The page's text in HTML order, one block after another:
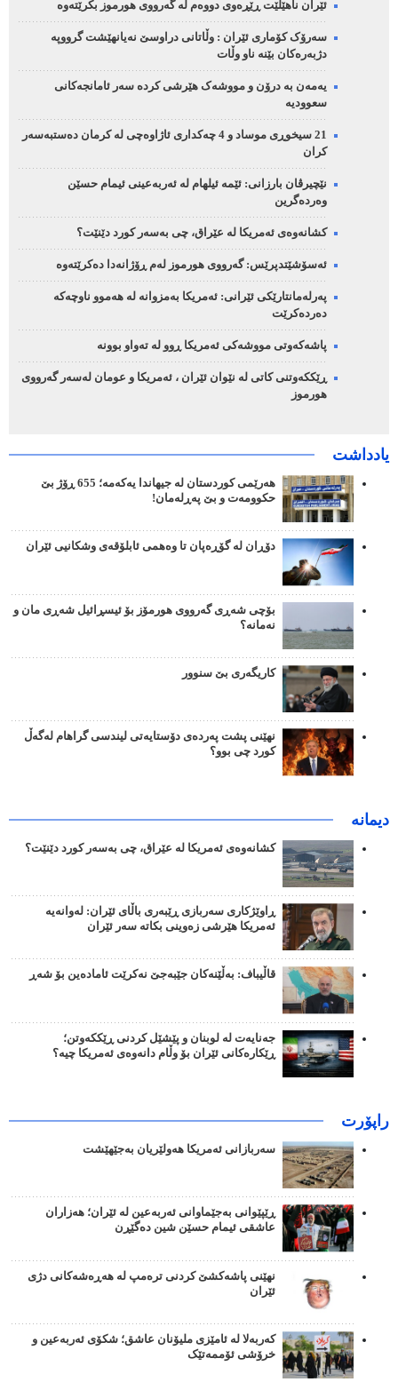
ئێران ناهێڵێت ڕێڕەوی دووەم لە گەرووی هورموز بکرێتەوە
سەرۆک کۆماری ئێران : وڵاتانی دراوسێ نەیانهێشت گرووپە
دژبەرەکان بێنە ناو وڵات
یەمەن بە درۆن و مووشەک هێرشی کردە سەر ئامانجەکانی
سعوودیە
21 سیخوڕی موساد و 4 چەکداری ئاژاوەچی لە کرمان دەستبەسەر
کران
نێچیرڤان بارزانی: ئێمە ئیلهام لە ئەربەعینی ئیمام حسێن
وەردەگرین
کشانەوەی ئەمریکا لە عێراق، چی بەسەر کورد دێنێت؟
ئەسۆشێتدپرێس: گەرووی هورموز لەم ڕۆژانەدا دەکرێتەوە
پەرلەمانتارێکی ئێرانی: ئەمریکا بەمزوانە لە هەموو ناوچەکە
دەردەکرێت
پاشەکەوتی مووشەکی ئەمریکا ڕوو لە تەواو بوونە
ڕێککەوتنی کاتی لە نێوان ئێران ، ئەمریکا و عومان لەسەر گەرووی
هورموز
یادداشت
هەرێمی کوردستان لە جیهاندا یەکەمە؛ 655 ڕۆژ بێ
حکوومەت و بێ پەڕلەمان!
دۆڕان لە گۆڕەپان تا وەهمی ئابلۆقەی وشکانیی ئێران
بۆچی شەڕی گەرووی هورمۆز بۆ ئیسڕائیل شەڕی مان و
نەمانە؟
کاریگەری بێ سنوور
نهێنی پشت پەردەی دۆستایەتی لیندسی گراهام لەگەڵ
کورد چی بوو؟
دیمانە
کشانەوەی ئەمریکا لە عێراق، چی بەسەر کورد دێنێت؟
ڕاوێژکاری سەربازی ڕێبەری باڵای ئێران: لەوانەیە
ئەمریکا هێرشی زەوینی بکاتە سەر ئێران
قاڵیباف: بەڵێنەکان جێبەجێ نەکرێت ئامادەین بۆ شەڕ
جەنایەت لە لوبنان و پێشێل کردنی ڕێککەوتن؛
ڕێکارەکانی ئێران بۆ وڵام دانەوەی ئەمریکا چیە؟
راپۆرت
سەربازانی ئەمریکا هەولێریان بەجێهێشت
ڕێپێوانی بەجێماوانی ئەربەعین لە ئێران؛ هەزاران
عاشقی ئیمام حسێن شین دەگێڕن
نهێنی پاشەکشێ کردنی ترەمپ لە هەڕەشەکانی دژی
ئێران
کەربەلا لە ئامێزی ملیۆنان عاشق؛ شکۆی ئەربەعین و
خرۆشی ئۆممەتێک